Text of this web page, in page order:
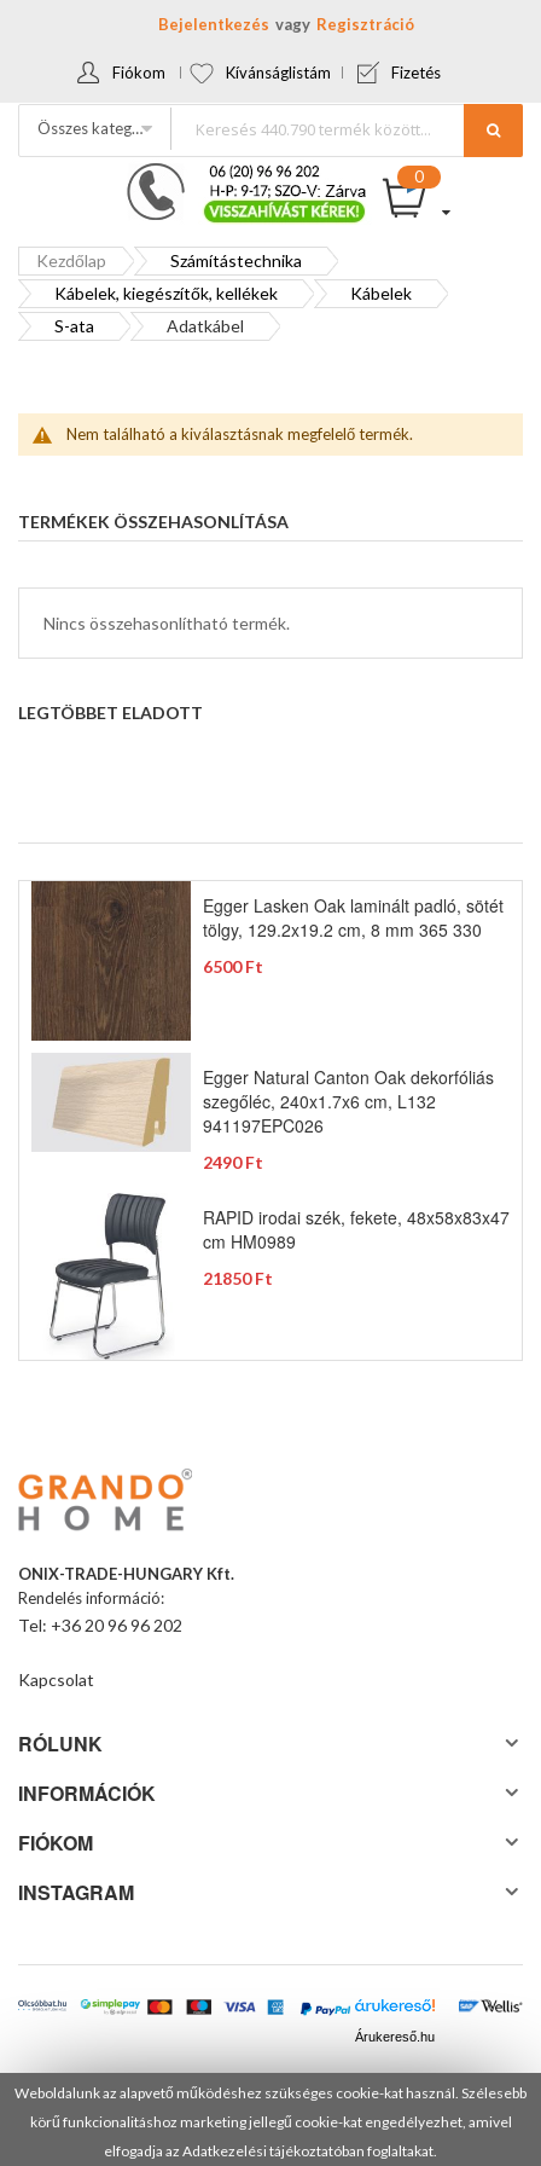
Weboldalunk az alapvető működéshez szükséges cookie-kat használ. Szélesebb
körű funkcionalitáshoz marketing jellegű cookie-kat engedélyezhet, amivel
elfogadja az Adatkezelési tájékoztatóban foglaltakat.
Bejelentkezés Regisztráció
Fiókom Kívánságlistám Fizetés
Összes kategória
Kezdőlap
Számítástechnika
Kábelek, kiegészítők, kellékek
Kábelek
S-ata
Adatkábel
Nem található a kiválasztásnak megfelelő termék.
TERMÉKEK ÖSSZEHASONLÍTÁSA
Nincs összehasonlítható termék.
LEGTÖBBET ELADOTT
Egger Lasken Oak laminált padló, sötét
tölgy, 129.2x19.2 cm, 8 mm 365 330
6500 Ft
Egger Natural Canton Oak dekorfóliás
szegőléc, 240x1.7x6 cm, L132
941197EPC026
2490 Ft
RAPID irodai szék, fekete, 48x58x83x47
cm HM0989
21850 Ft
ONIX-TRADE-HUNGARY Kft.
Rendelés információ:
Tel: +36 20 96 96 202
Kapcsolat
RÓLUNK
INFORMÁCIÓK
FIÓKOM
INSTAGRAM
Árukereső.hu
© 2025 Minden jog fenntartva! DANUSA Hungary Kft.